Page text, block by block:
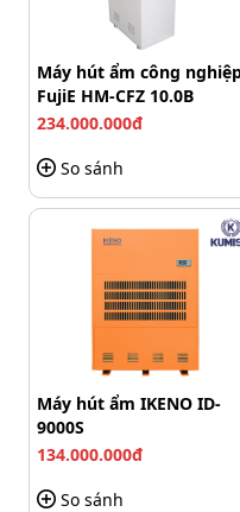
Khả năng dò
Khi phát hiện vật thể,
âm thanh hoặc đèn
hoàn hảo, đồng hành
là trong những sự kiện
thể dẫn đến hậu quả
Bền bỉ, tuổi thọ sử
Máy hút ẩm công
FujiE HM-CFZ 10.0B
234.000.000đ
So sánh
Máy hút ẩm IKENO ID-
9000S
134.000.000đ
So sánh